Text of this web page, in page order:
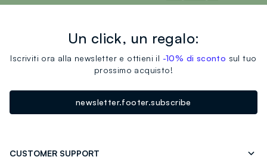
Un click, un regalo:
Iscriviti ora alla newsletter e ottieni il -10% di sconto sul tuo
prossimo acquisto!
newsletter.footer.subscribe
CUSTOMER SUPPORT